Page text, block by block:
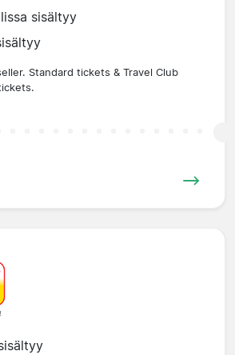
sisältyy
Standard tickets & Travel Club